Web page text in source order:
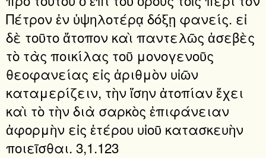
Πέτρον ἐν ὑψηλοτέρᾳ δόξῃ φανείς. εἰ
δὲ τοῦτο ἄτοπον καὶ παντελῶς ἀσεβὲς
τὸ τὰς ποικίλας τοῦ μονογενοῦς
θεοφανείας εἰς ἀριθμὸν υἱῶν
καταμερίζειν, τὴν ἴσην ἀτοπίαν ἔχει
καὶ τὸ τὴν διὰ σαρκὸς ἐπιφάνειαν
ἀφορμὴν εἰς ἑτέρου υἱοῦ κατασκευὴν
ποιεῖσθαι. 3,1.123